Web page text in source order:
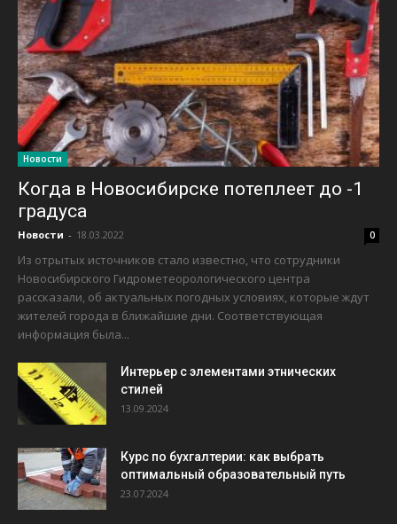
Новости
Когда в Новосибирске потеплеет до -1
градуса
Новости - 18.03.2022 0
Из отрытых источников стало известно, что сотрудники
Новосибирского Гидрометеорологического центра
рассказали, об актуальных погодных условиях, которые ждут
жителей города в ближайшие дни. Соответствующая
информация была...
Интерьер с элементами этнических
стилей
13.09.2024
Курс по бухгалтерии: как выбрать
оптимальный образовательный путь
23.07.2024